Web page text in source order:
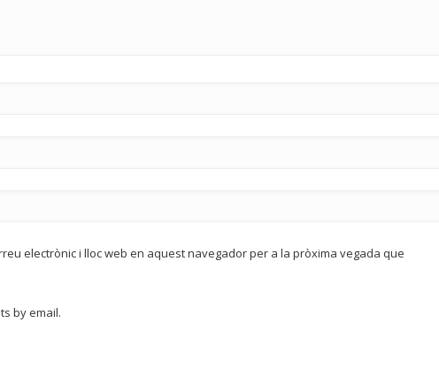
electrònic i lloc web en aquest navegador per a la pròxima vegada que
by email.